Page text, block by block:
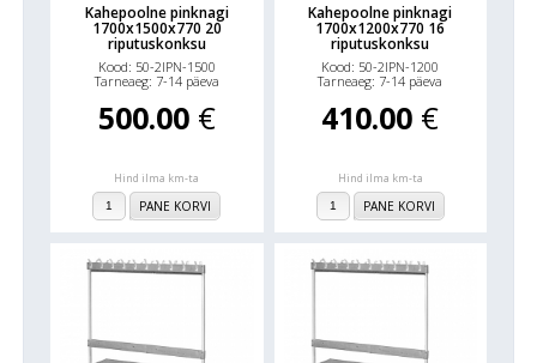
Kahepoolne pinknagi
1700x1500x770 20
riputuskonksu
Kood: 50-2IPN-1500
Tarneaeg: 7-14 päeva
500.00 €
Hind ilma km-ta
PANE KORVI
Kahepoolne pinknagi
1700x1200x770 16
riputuskonksu
Kood: 50-2IPN-1200
Tarneaeg: 7-14 päeva
410.00 €
Hind ilma km-ta
PANE KORVI